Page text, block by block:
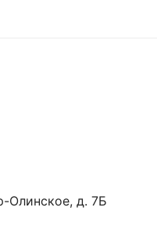
Олинское, д. 7Б